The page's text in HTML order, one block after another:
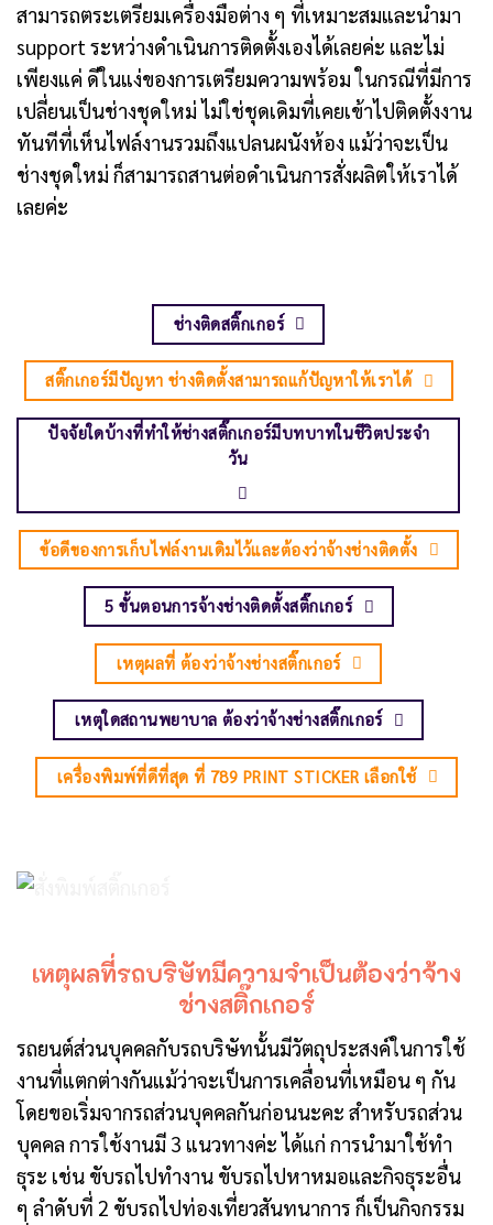
สามารถตระเตรียมเครื่องมือต่าง ๆ ที่เหมาะสมและนำมา
support ระหว่างดำเนินการติดตั้งเองได้เลยค่ะ และไม่
เพียงแค่ ดีในแง่ของการเตรียมความพร้อม ในกรณีที่มีการ
เปลี่ยนเป็นช่างชุดใหม่ ไม่ใช่ชุดเดิมที่เคยเข้าไปติดตั้งงาน
ทันทีที่เห็นไฟล์งานรวมถึงแปลนผนังห้อง แม้ว่าจะเป็น
ช่างชุดใหม่ ก็สามารถสานต่อดำเนินการสั่งผลิตให้เราได้
เลยค่ะ
ช่างติดสติ๊กเกอร์
สติ๊กเกอร์มีปัญหา ช่างติดตั้งสามารถแก้ปัญหาให้เราได้
ปัจจัยใดบ้างที่ทำให้ช่างสติ๊กเกอร์มีบทบาทในชีวิตประจำ
วัน
ข้อดีของการเก็บไฟล์งานเดิมไว้และต้องว่าจ้างช่างติดตั้ง
5 ขั้นตอนการจ้างช่างติดตั้งสติ๊กเกอร์
เหตุผลที่ ต้องว่าจ้างช่างสติ๊กเกอร์
เหตุใดสถานพยาบาล ต้องว่าจ้างช่างสติ๊กเกอร์
เครื่องพิมพ์ที่ดีที่สุด ที่ 789 PRINT STICKER เลือกใช้
เหตุผลที่รถบริษัทมีความจำเป็นต้องว่าจ้าง
ช่างสติ๊กเกอร์
รถยนต์ส่วนบุคคลกับรถบริษัทนั้นมีวัตถุประสงค์ในการใช้
งานที่แตกต่างกันแม้ว่าจะเป็นการเคลื่อนที่เหมือน ๆ กัน
โดยขอเริ่มจากรถส่วนบุคคลกันก่อนนะคะ สำหรับรถส่วน
บุคคล การใช้งานมี 3 แนวทางค่ะ ได้แก่ การนำมาใช้ทำ
ธุระ เช่น ขับรถไปทำงาน ขับรถไปหาหมอและกิจธุระอื่น
ๆ ลำดับที่ 2 ขับรถไปท่องเที่ยวสันทนาการ ก็เป็นกิจกรรม